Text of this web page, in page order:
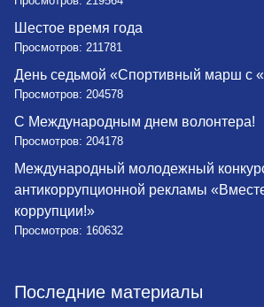
Шестое время года
Просмотров: 211781
День седьмой «Спортивный марш с
Просмотров: 204578
С Международным днем волонтера!
Просмотров: 204178
Международный молодежный
антикоррупционной рекламы
коррупции!»
Просмотров: 160632
Последние материалы